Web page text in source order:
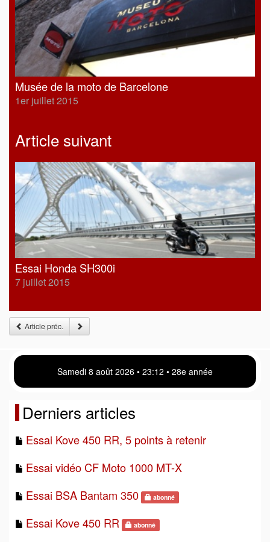
Musée de la moto de Barcelone
1er juillet 2015
Article suivant
Essai Honda SH300i
7 juillet 2015
Article préc.
Samedi 8 août 2026 • 23 12 • 28e année
Derniers articles
Essai Kove 450 RR, 5 points à retenir
Essai vidéo CF Moto 1000 MT-X
Essai BSA Bantam 350
abonné
Essai Kove 450 RR abonné